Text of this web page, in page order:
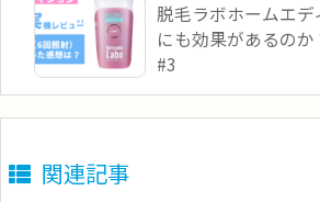
脱毛ラボホームエ
にも効果があるのか
#3
関連記事